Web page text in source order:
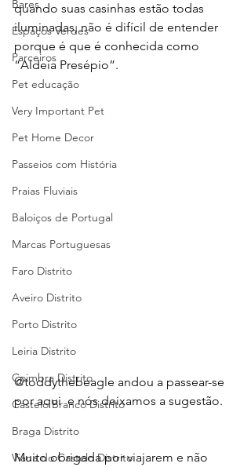
Bares
Espaços Verdes
Parceiros
Pet educação
Very Important Pet
Pet Home Decor
Passeios com História
Praias Fluviais
Baloiços de Portugal
Marcas Portuguesas
Faro Distrito
Aveiro Distrito
Porto Distrito
Leiria Distrito
Coimbra Distrito
Castelo Branco Distrito
Braga Distrito
Viana do Castelo Distrito
quando suas casinhas estão todas
iluminadas, não é difícil de entender
porque é que é conhecida como
“Aldeia Presépio”.
@toddythebeagle andou a passear-se
por aqui  e nós deixamos a sugestão.
Muito obrigada por viajarem e não